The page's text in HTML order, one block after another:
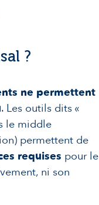
?
ne permettent
. Les outils dits «
le middle
permettent de
requises pour le
ni son